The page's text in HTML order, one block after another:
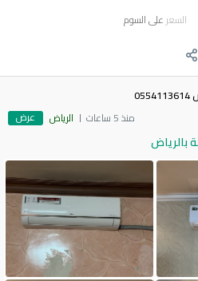
السعر على السوم
منذ 5 ساعات
الرياض عرض
بالرياض